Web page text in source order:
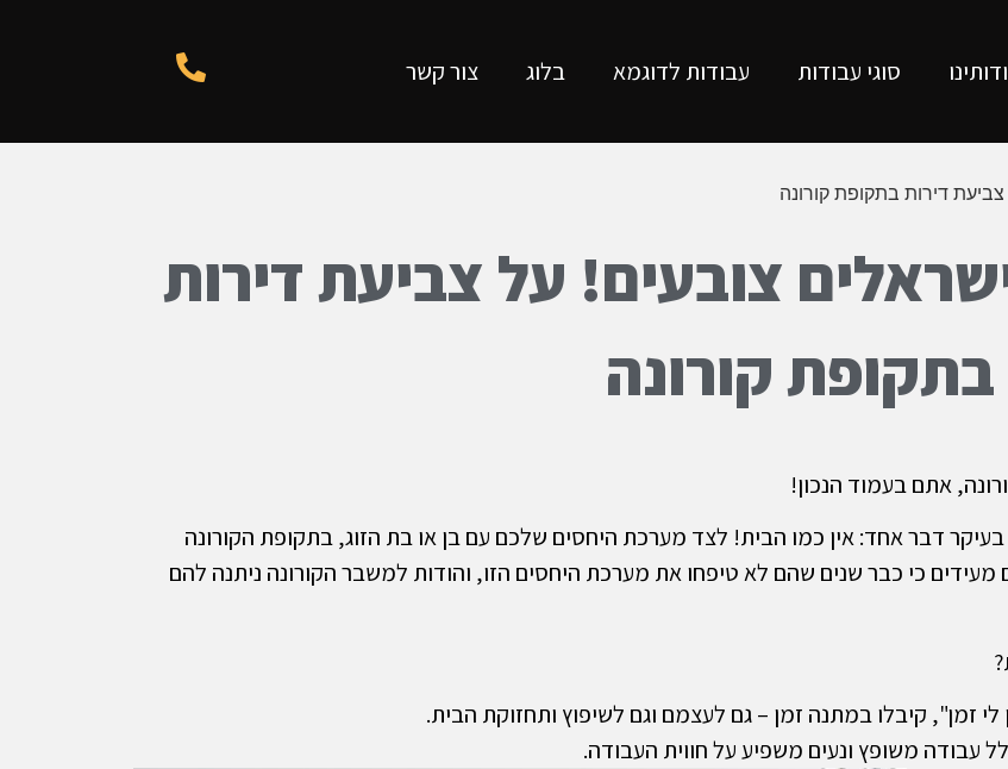
סוגי עבודות עבודות לדוגמא בלוג צור קשר
דירות בתקופת קורונה
צובעים! על צביעת דירות
בתקופת קורונה
אתם בעמוד הנכון!
דבר אחד: אין כמו הבית! לצד מערכת היחסים שלכם עם בן או בת הזוג, בתקופת הקורונה
כי כבר שנים שהם לא טיפחו את מערכת היחסים הזו, והודות למשבר הקורונה ניתנה להם
זמן", קיבלו במתנה זמן – גם לעצמם וגם לשיפוץ ותחזוקת הבית.
עבודה משופץ ונעים משפיע על חווית העבודה.